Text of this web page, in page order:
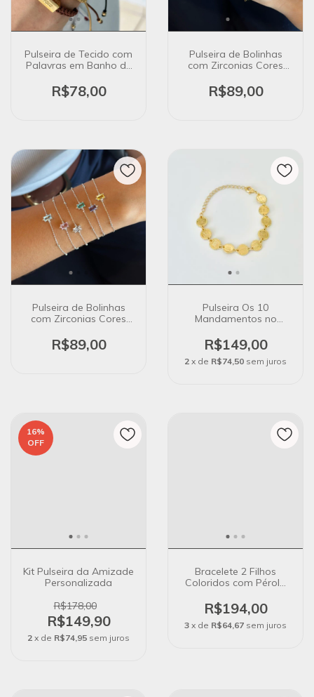
Pulseira de Tecido com
Palavras em Banho de
R$78,00
Pulseira de Bolinhas
com Zirconias Cores
R$89,00
Pulseira de Bolinhas
com Zirconias Cores
R$89,00
Pulseira Os 10
Mandamentos no
R$149,00
2 x de R$74,50 sem juros
16%
OFF
Kit Pulseira da Amizade
Personalizada
R$178,00
R$149,90
2 x de R$74,95 sem juros
Bracelete 2 Filhos
Coloridos com Pérola
R$194,00
3 x de R$64,67 sem juros